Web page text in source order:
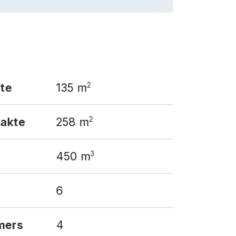
135 m2
258 m2
450 m3
6
4